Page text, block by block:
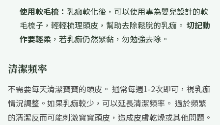
使用軟毛梳： 乳痂軟化後，可以使用專為嬰兒設計的軟
毛梳子，輕輕梳理頭皮，幫助去除鬆脫的乳痂。 切記動
作要輕柔 ，若乳痂仍然緊黏，勿勉強去除。
清潔頻率
不需要每天清潔寶寶的頭皮。 通常每週1-2次即可，視乳痂
情況調整。如果乳痂較少，可以延長清潔頻率。 過於頻繁
的清潔反而可能刺激寶寶頭皮，造成皮膚乾燥或其他問題。